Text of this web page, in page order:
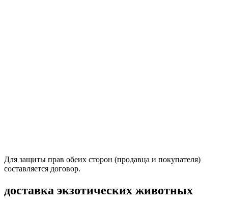
Для защиты прав обеих сторон (продавца и покупателя)
составляется договор.
доставка экзотических животных